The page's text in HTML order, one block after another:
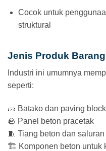
Cocok untuk
struktural
Jenis Produk
Industri ini umumnya
seperti:
🧱 Batako dan paving block
🪨 Panel beton pracetak
🧵 Tiang beton dan saluran
🏗 Komponen beton untuk